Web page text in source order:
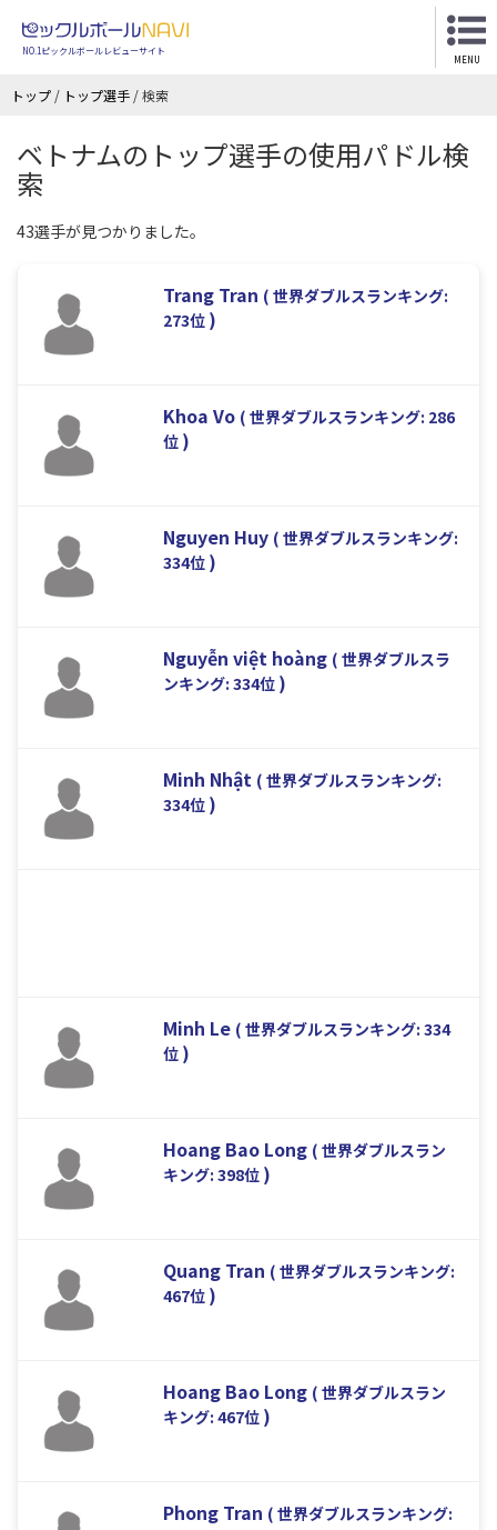
NO.1ピックルボールレビューサイト
MENU
トップ / トップ選手 /検索
ベトナムのトップ選手の使用パドル検
索
43選手が見つかりました。
Trang Tran ( 世界ダブルスランキング:
273位 )
Khoa Vo ( 世界ダブルスランキング: 286
位 )
Nguyen Huy ( 世界ダブルスランキング:
334位 )
Nguyễn việt hoàng ( 世界ダブルスラ
ンキング: 334位 )
Minh Nhật ( 世界ダブルスランキング:
334位 )
Minh Le ( 世界ダブルスランキング: 334
位 )
Hoang Bao Long ( 世界ダブルスラン
キング: 398位 )
Quang Tran ( 世界ダブルスランキング:
467位 )
Hoang Bao Long ( 世界ダブルスラン
キング: 467位 )
Phong Tran ( 世界ダブルスランキング: